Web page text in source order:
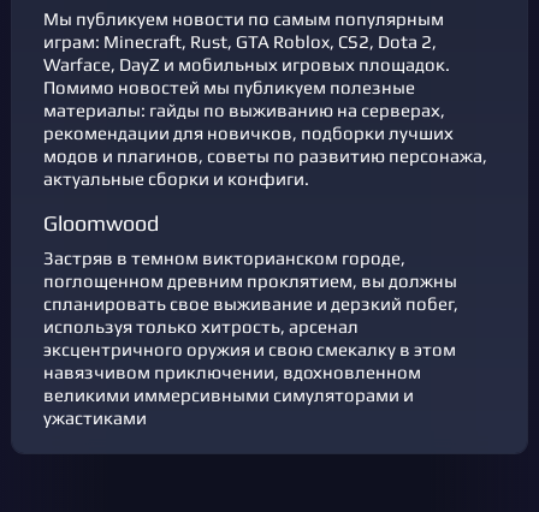
Мы публикуем новости по самым популярным
играм: Minecraft, Rust, GTA Roblox, CS2, Dota 2,
Warface, DayZ и мобильных игровых площадок.
Помимо новостей мы публикуем полезные
материалы: гайды по выживанию на серверах,
рекомендации для новичков, подборки лучших
модов и плагинов, советы по развитию персонажа,
актуальные сборки и конфиги.
Gloomwood
Застряв в темном викторианском городе,
поглощенном древним проклятием, вы должны
спланировать свое выживание и дерзкий побег,
используя только хитрость, арсенал
эксцентричного оружия и свою смекалку в этом
навязчивом приключении, вдохновленном
великими иммерсивными симуляторами и
ужастиками